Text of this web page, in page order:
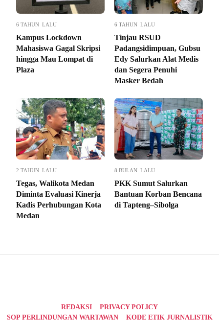
6 TAHUN LALU
Kampus Lockdown
Mahasiswa Gagal Skripsi
hingga Mau Lompat di
Plaza
6 TAHUN LALU
Tinjau RSUD
Padangsidimpuan, Gubsu
Edy Salurkan Alat Medis
dan Segera Penuhi
Masker Bedah
2 TAHUN LALU
Tegas, Walikota Medan
Diminta Evaluasi Kinerja
Kadis Perhubungan Kota
Medan
8 BULAN LALU
PKK Sumut Salurkan
Bantuan Korban Bencana
di Tapteng–Sibolga
REDAKSI
PRIVACY POLICY
SOP PERLINDUNGAN WARTAWAN
KODE ETIK JURNALISTIK